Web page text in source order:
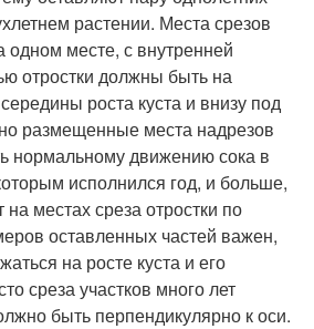
растении. Места срезов
одном месте, с внутренней
отростки должны быть на
роста куста и внизу под
размещенные места надрезов
нормальному движению сока в
исполнился год, и больше,
местах среза отростки по
оставленных частей важен,
на росте куста и его
среза участков много лет
быть перпендикулярно к оси.